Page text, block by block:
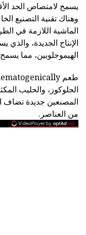
يسمح لامتصاص الحد
وهناك تقنية التصنيع
الماشية اللازمة في
الإنتاج الجديدة،
الهيموجلوبين، مما
الجلوكوز، والحليب
المصنعين جديدة تضاف
من العناصر.